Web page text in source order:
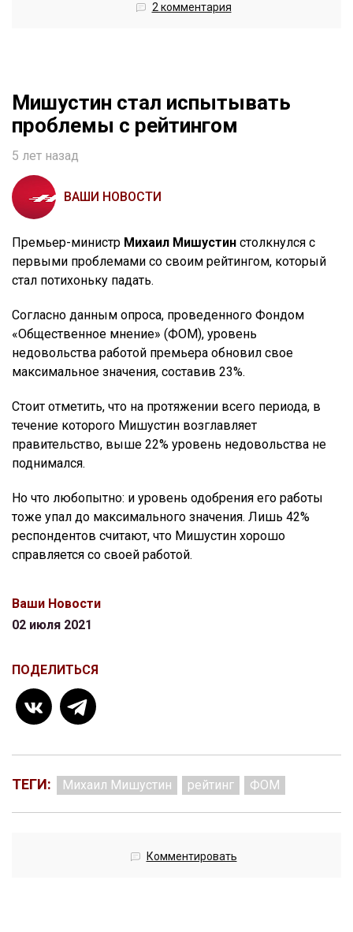
2 комментария
Мишустин стал испытывать
проблемы с рейтингом
5 лет назад
ВАШИ НОВОСТИ
Премьер-министр Михаил Мишустин столкнулся с
первыми проблемами со своим рейтингом, который
стал потихоньку падать.
Согласно данным опроса, проведенного Фондом
«Общественное мнение» (ФОМ), уровень
недовольства работой премьера обновил свое
максимальное значения, составив 23%.
Стоит отметить, что на протяжении всего периода, в
течение которого Мишустин возглавляет
правительство, выше 22% уровень недовольства не
поднимался.
Но что любопытно: и уровень одобрения его работы
тоже упал до максимального значения. Лишь 42%
респондентов считают, что Мишустин хорошо
справляется со своей работой.
Ваши Новости
02 июля 2021
ПОДЕЛИТЬСЯ
ТЕГИ: Михаил Мишустин рейтинг ФОМ
Комментировать